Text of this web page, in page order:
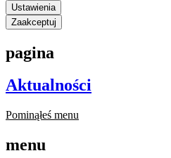
Ustawienia
Zaakceptuj
pagina
Aktualności
Pominąłeś menu
menu